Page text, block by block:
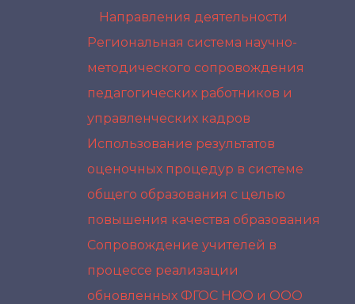
Направления деятельности
Региональная система научно-
методического сопровождения
педагогических работников и
управленческих кадров
Использование результатов
оценочных процедур в системе
общего образования с целью
повышения качества образования
Сопровождение учителей в
процессе реализации
обновленных ФГОС НОО и ООО